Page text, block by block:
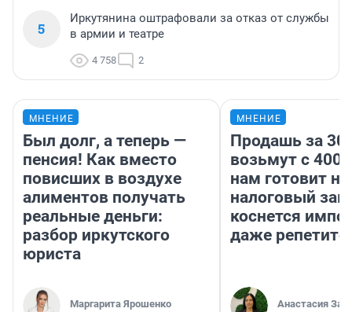
5
Иркутянина оштрафовали за отказ от службы
в армии и театре
4 758 2
МНЕНИЕ
Был долг, а теперь —
пенсия! Как вместо
повисших в воздухе
алиментов получать
реальные деньги:
разбор иркутского
юриста
Маргарита Ярошенко
МНЕНИЕ
Продашь за
возьмут с
нам готовит
налоговый
коснется
даже
Анастасия